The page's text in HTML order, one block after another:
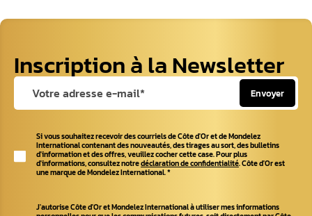
Inscription à la Newsletter
Envoyer
Si vous souhaitez recevoir des courriels de Côte d'Or et de Mondelez
International contenant des nouveautés, des tirages au sort, des bulletins
d'information et des offres, veuillez cocher cette case. Pour plus
d'informations, consultez notredéclaration de confidentialité. Côte d'Or est
une marque de Mondelez International.*
J'autorise Côte d'Or et Mondelez International à utiliser mes informations